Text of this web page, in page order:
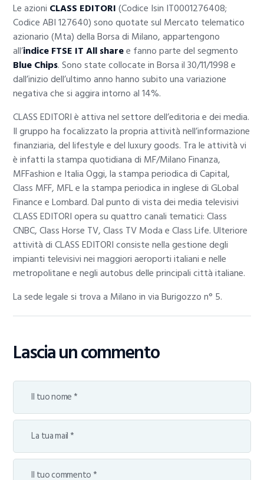
Le azioni CLASS EDITORI(Codice Isin IT0001276408;
Codice ABI 127640) sono quotate sul Mercato telematico
azionario (Mta) della Borsa di Milano, appartengono
all’indice FTSE IT All sharee fanno parte del segmento
Blue Chips. Sono state collocate in Borsa il 30/11/1998 e
dall’inizio dell’ultimo anno hanno subito una variazione
negativa che si aggira intorno al 14%.
CLASS EDITORI è attiva nel settore dell’editoria e dei media.
Il gruppo ha focalizzato la propria attività nell’informazione
finanziaria, del lifestyle e del luxury goods. Tra le attività vi
è infatti la stampa quotidiana di MF/Milano Finanza,
MFFashion e Italia Oggi, la stampa periodica di Capital,
Class MFF, MFL e la stampa periodica in inglese di GLobal
Finance e Lombard. Dal punto di vista dei media televisivi
CLASS EDITORI opera su quattro canali tematici: Class
CNBC, Class Horse TV, Class TV Moda e Class Life. Ulteriore
attività di CLASS EDITORI consiste nella gestione degli
impianti televisivi nei maggiori aeroporti italiani e nelle
metropolitane e negli autobus delle principali città italiane.
La sede legale si trova a Milano in via Burigozzo n° 5.
Lascia un commento